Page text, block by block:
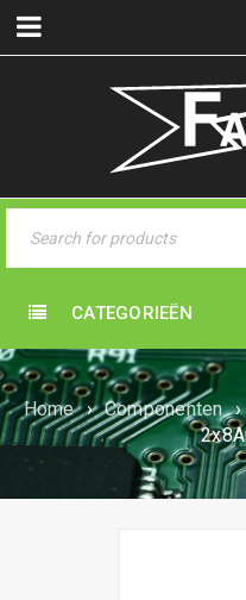
CATEGORIEËN
Home › Componenten ›